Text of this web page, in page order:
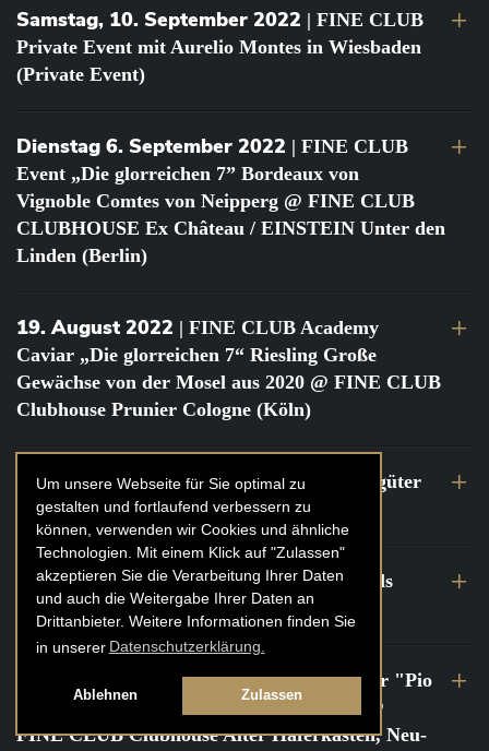
Um unsere Webseite für Sie optimal zu
gestalten und fortlaufend verbessern zu
können, verwenden wir Cookies und ähnliche
Technologien. Mit einem Klick auf "Zulassen"
akzeptieren Sie die Verarbeitung Ihrer Daten
und auch die Weitergabe Ihrer Daten an
Drittanbieter. Weitere Informationen finden Sie
in unserer Datenschutzerklärung.
Ablehnen Zulassen
Samstag, 10. September 2022 | FINE CLUB
Private Event mit Aurelio Montes in Wiesbaden
(Private Event)
Dienstag 6. September 2022 | FINE CLUB
Event „Die glorreichen 7” Bordeaux von
Vignoble Comtes von Neipperg @ FINE CLUB
CLUBHOUSE Ex Château / EINSTEIN Unter den
Linden (Berlin)
19. August 2022 | FINE CLUB Academy
Caviar „Die glorreichen 7“ Riesling Große
Gewächse von der Mosel aus 2020 @ FINE CLUB
Clubhouse Prunier Cologne (Köln)
29. Juli 2022| Weinbergwanderung Weingüter
Geheimrat J. Wegeler
26. bis 27. Juli 2022| FINE CLUB Travels
Frankreich Champagne Kurztrip
| FINE CLUB Private Dinner "Pio
Cesare" mit Tochter Frederica Pio Boffa @
FINE CLUB Clubhouse Alter Haferkasten, Neu-